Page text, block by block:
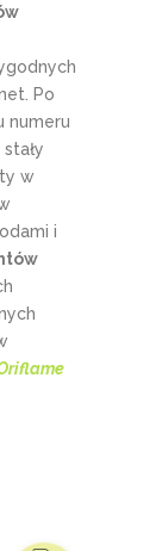
Po
numeru
w
i